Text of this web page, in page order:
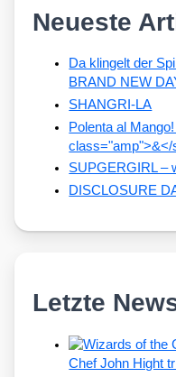
Neueste
Da klingelt der
BRAND NEW
SHANGRI-LA
Polenta al
SUPGERGIRL –
DISCLOSURE
Letzte
Chef John Hight